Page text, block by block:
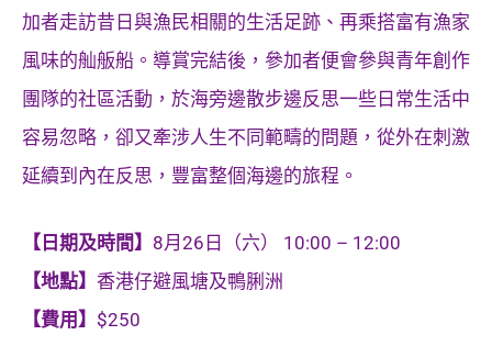
加者走訪昔日與漁民相關的生活足跡、再乘搭富有漁家
風味的舢舨船。導賞完結後，參加者便會參與青年創作
團隊的社區活動，於海旁邊散步邊反思一些日常生活中
容易忽略，卻又牽涉人生不同範疇的問題，從外在刺激
延續到內在反思，豐富整個海邊的旅程。
【日期及時間】 8月26日（六） 10:00 – 12:00
【地點】 香港仔避風塘及鴨脷洲
【費用】 $250